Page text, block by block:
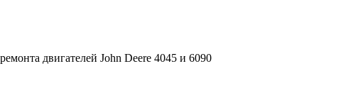
двигателей John Deere 4045 и 6090